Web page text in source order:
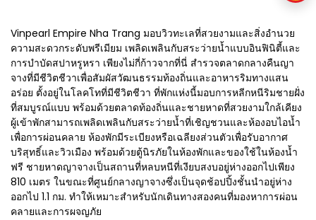
Vinpearl Empire Nha Trang มอบวิวทะเลที่สวยงามและสิ่งอำนวย
ความสะดวกระดับพรีเมียม เพลิดเพลินกับสระว่ายน้ำแบบอินฟินิตี้และ
การบำบัดสปาหรูหรา เพียงไม่กี่ก้าวจากที่นี่ สำรวจตลาดกลางคืนญา
จางที่มีชีวิตชีวาเพื่อสัมผัสวัฒนธรรมท้องถิ่นและอาหารริมทางแสน
อร่อย ตั้งอยู่ในโลคโทที่มีชีวิตชีวา ที่พักแห่งนี้มอบการหลีกหนีริมชายฝั่ง
ที่สมบูรณ์แบบ พร้อมด้วยตลาดท้องถิ่นและชายหาดที่สวยงามใกล้เคียง
ผู้เข้าพักสามารถเพลิดเพลินกับสระว่ายน้ำที่เชิญชวนและห้องอบไอน้ำ
เพื่อการผ่อนคลาย ห้องพักมีระเบียงหรือเฉลียงส่วนตัวเพื่อรับอากาศ
บริสุทธิ์และวิวเมือง พร้อมด้วยตู้นิรภัยในห้องพักและของใช้ในห้องน้ำ
ฟรี ชายหาดญาจางเป็นสถานที่หลบหนีที่เงียบสงบอยู่ห่างออกไปเพียง
810 เมตร ในขณะที่ศูนย์กลางญาจางซึ่งเป็นจุดช้อปปิ้งชั้นนำอยู่ห่าง
ออกไป 1.1 กม. ทำให้เหมาะสำหรับนักเดินทางสองคนที่มองหาการผ่อน
คลายและการผจญภัย